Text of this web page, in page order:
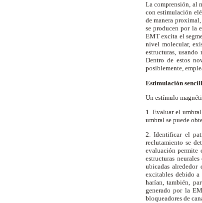
La comprensión, al
con estimulación
de manera
se producen por la
EMT excita el
nivel molecular,
estructuras,
Dentro de estos
posiblemente,
Estimulación
Un estímulo
1. Evaluar el
umbral se puede
2. Identificar el
reclutamiento se
evaluación permite
estructuras
ubicadas
excitables debido a
harían, también,
generado por la
bloqueadores de